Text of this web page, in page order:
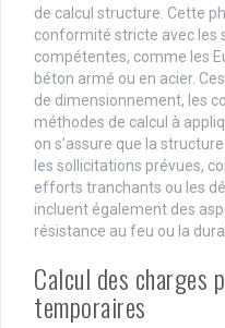
de calcul structure. Cette
conformité stricte avec les
compétentes, comme les
béton armé ou en acier.
de dimensionnement, les
méthodes de calcul à
on s’assure que la
les sollicitations prévues,
efforts tranchants ou les
incluent également des
résistance au feu ou la
Calcul des charges
temporaires